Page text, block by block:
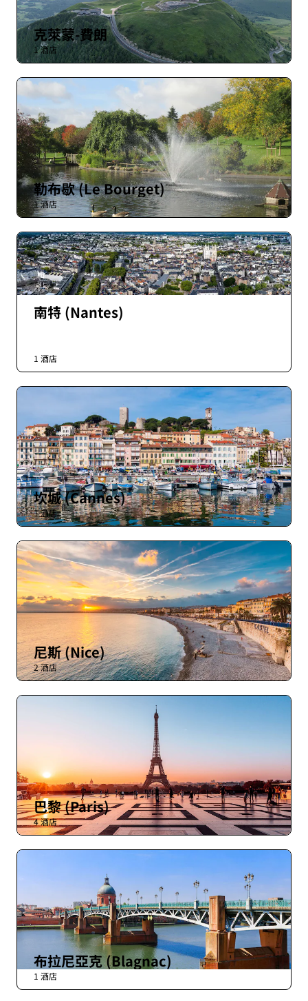
克萊蒙-費朗
1 酒店
勒布歇 (Le Bourget)
1 酒店
南特 (Nantes)
1 酒店
坎城 (Cannes)
1 酒店
尼斯 (Nice)
2 酒店
巴黎 (Paris)
4 酒店
布拉尼亞克 (Blagnac)
1 酒店